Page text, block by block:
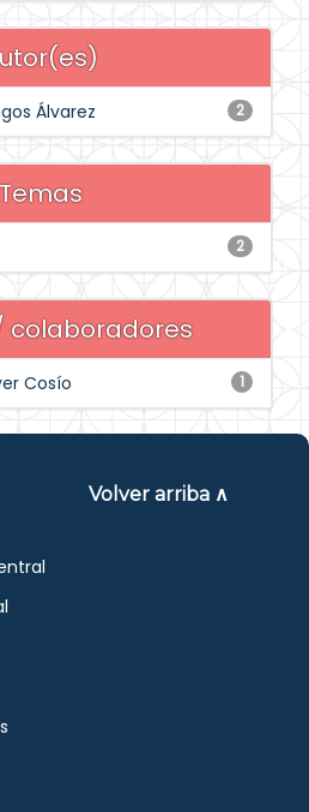
2
Álvarez
Temas
2
colaboradores
1
Cosío
Volver arriba ∧